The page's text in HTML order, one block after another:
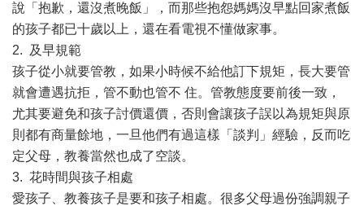
說「抱歉，還沒煮晚飯」，而那些抱怨媽媽沒早點回家煮飯
的孩子都已十歲以上，還在看電視不懂做家事。
2. 及早規範
孩子從小就要管教，如果小時候不給他訂下規矩，長大要管
就會遭遇抗拒，管不動也管不 住。管教態度要前後一致，
尤其要避免和孩子討價還價，否則會讓孩子誤以為規矩與原
則都有商量餘地，一旦他們有過這樣「談判」經驗，反而吃
定父母，教養當然也成了空談。
3. 花時間與孩子相處
愛孩子、教養孩子是要和孩子相處。很多父母過份強調親子